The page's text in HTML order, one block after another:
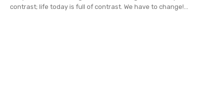
contrast; life today is full of contrast. We have to change!...